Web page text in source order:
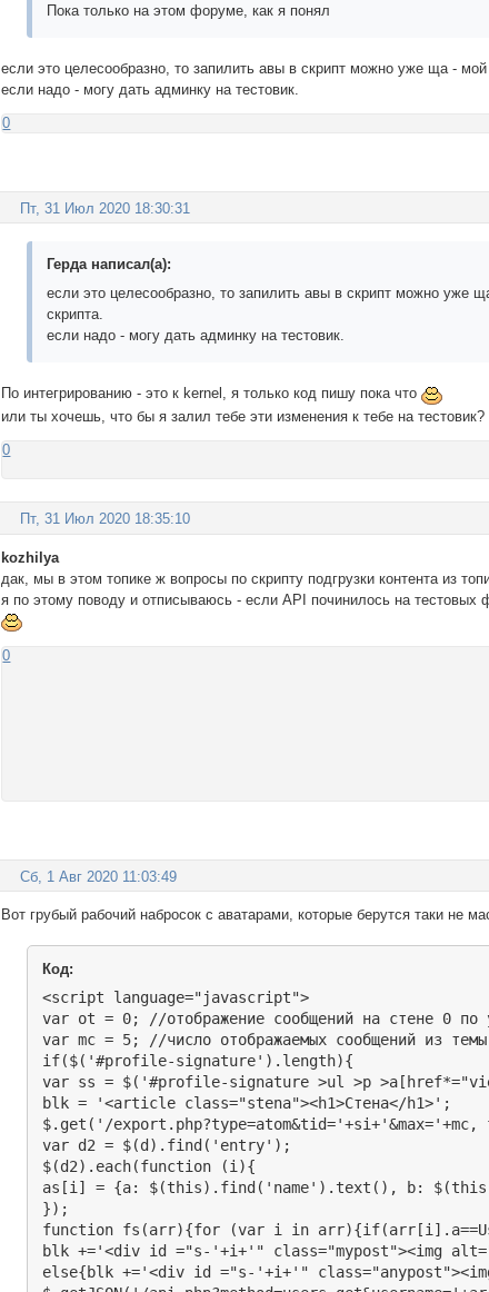
Пока только на этом форуме, как я понял
если это целесообразно, то запилить авы в скрипт можно уже ща -
если надо - могу дать админку на тестовик.
0
Пт, 31 Июл 2020 18:30:31
Герда написал(а):
если это целесообразно, то запилить авы в скрипт можно уже
скрипта.
если надо - могу дать админку на тестовик.
По интегрированию - это к kernel, я только код пишу пока что
или ты хочешь, что бы я залил тебе эти изменения к тебе на тестовик?
0
Пт, 31 Июл 2020 18:35:10
kozhilya
дак, мы в этом топике ж вопросы по скрипту подгрузки контента из
я по этому поводу и отписываюсь - если API починилось на
0
Сб, 1 Авг 2020 11:03:49
Вот грубый рабочий набросок с аватарами, которые берутся таки не
Код:
<script language="javascript">
var ot = 0; //отображение сообщений на стене 0 по
var mc = 5; //число отображаемых сообщений из темы
if($('#profile-signature').length){
var ss = $('#profile-signature >ul >p
blk = '<article class="stena"><h1>Стена</h1>';
$.get('/
var d2 = $(d).find('entry');
$(d2).each(function (i){
as[i] = {a: $(this).find('name').text(), b:
});
function fs(arr){for (var i in
blk +='<div id ="s-'+i+'" class="mypost"><img
else{blk +='<div id ="s-'+i+'"